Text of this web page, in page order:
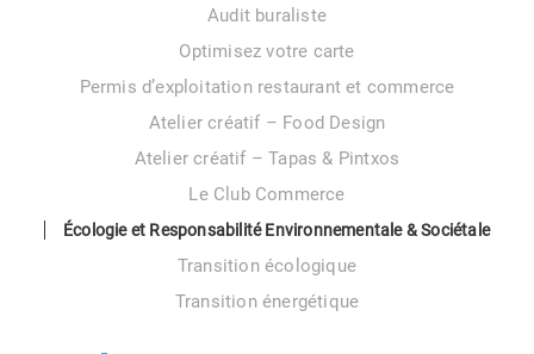
Audit buraliste
Optimisez votre carte
Permis d’exploitation restaurant et commerce
Atelier créatif – Food Design
Atelier créatif – Tapas & Pintxos
Le Club Commerce
Écologie et Responsabilité Environnementale & Sociétale
Transition écologique
Transition énergétique